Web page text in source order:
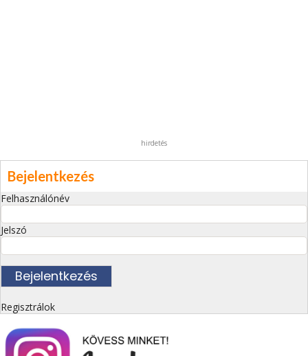
hirdetés
Bejelentkezés
Felhasználónév
Jelszó
Regisztrálok